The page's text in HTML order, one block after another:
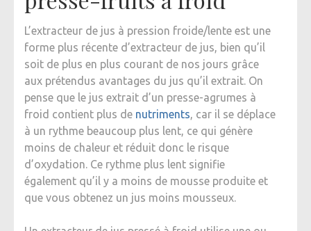
L’extracteur de jus à pression froide/lente est une
forme plus récente d’extracteur de jus, bien qu’il
soit de plus en plus courant de nos jours grâce
aux prétendus avantages du jus qu’il extrait. On
pense que le jus extrait d’un presse-agrumes à
froid contient plus de nutriments, car il se déplace
à un rythme beaucoup plus lent, ce qui génère
moins de chaleur et réduit donc le risque
d’oxydation. Ce rythme plus lent signifie
également qu’il y a moins de mousse produite et
que vous obtenez un jus moins mousseux.